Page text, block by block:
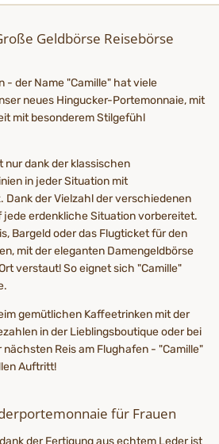
Geldbörse Reisebörse
- der Name "Camille" hat viele
neues Hingucker-Portemonnaie, mit
mit besonderem Stilgefühl
nur dank der klassischen
in jeder Situation mit
Dank der Vielzahl der verschiedenen
jede erdenkliche Situation vorbereitet.
Bargeld oder das Flugticket für den
mit der eleganten Damengeldbörse
verstaut! So eignet sich "Camille"
gemütlichen Kaffeetrinken mit der
in der Lieblingsboutique oder bei
Reis am Flughafen - "Camille"
Auftritt!
für Frauen